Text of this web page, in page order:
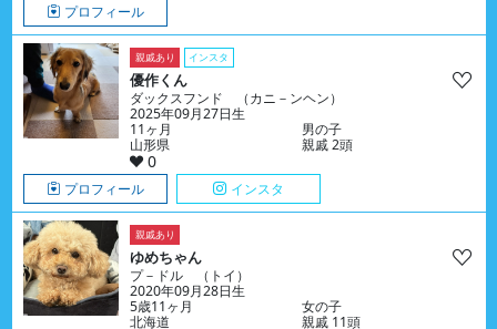
プロフィール
親戚あり インスタ
優作くん
ダックスフンド （カニ－ンヘン）
2025年09月27日生
11ヶ月
男の子
山形県
親戚 2頭
0
プロフィール インスタ
親戚あり
ゆめちゃん
プ－ドル （トイ）
2020年09月28日生
5歳11ヶ月
女の子
北海道
親戚 11頭